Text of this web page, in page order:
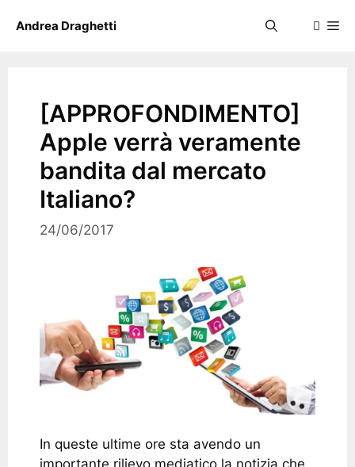
Andrea Draghetti
[APPROFONDIMENTO]
Apple verrà veramente
bandita dal mercato
Italiano?
24/06/2017
In queste ultime ore sta avendo un